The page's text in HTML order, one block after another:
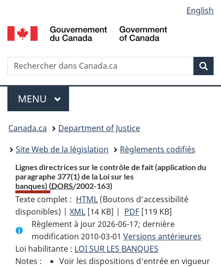
au
contenu
propos
de
la
HTML
simplifiée
selection
English
Recherche
Menu
MENU PRINCIPAL
You
are
here:
Canada.ca
Department of Justice
Site Web de la législation
Règlements codifiés
Lignes directrices sur le contrôle de fait (application du
paragraphe 377(1) de la Loi sur les
banques) (DORS/2002-163)
Texte complet : HTML Texte
complet
:
Lignes
directrices
sur
(Boutons d’accessibilité
disponibles) |XML Texte
complet
:
Lignes
directrices
[14 KB] | PDF Texte
complet
:
Lignes
directrices
[119 KB]
Règlement à jour 2026-06-17; dernière
modification 2010-03-01 Versions antérieures
Loi habilitante : LOI SUR LES BANQUES
Notes :
Voir les dispositions d'entrée en vigueur